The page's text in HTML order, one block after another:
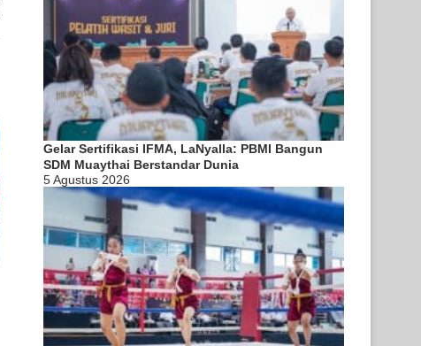
Gelar Sertifikasi IFMA, LaNyalla: PBMI Bangun
SDM Muaythai Berstandar Dunia
5 Agustus 2026